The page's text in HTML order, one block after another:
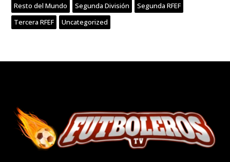
Resto del Mundo
Segunda División
Segunda RFEF
Tercera RFEF
Uncategorized